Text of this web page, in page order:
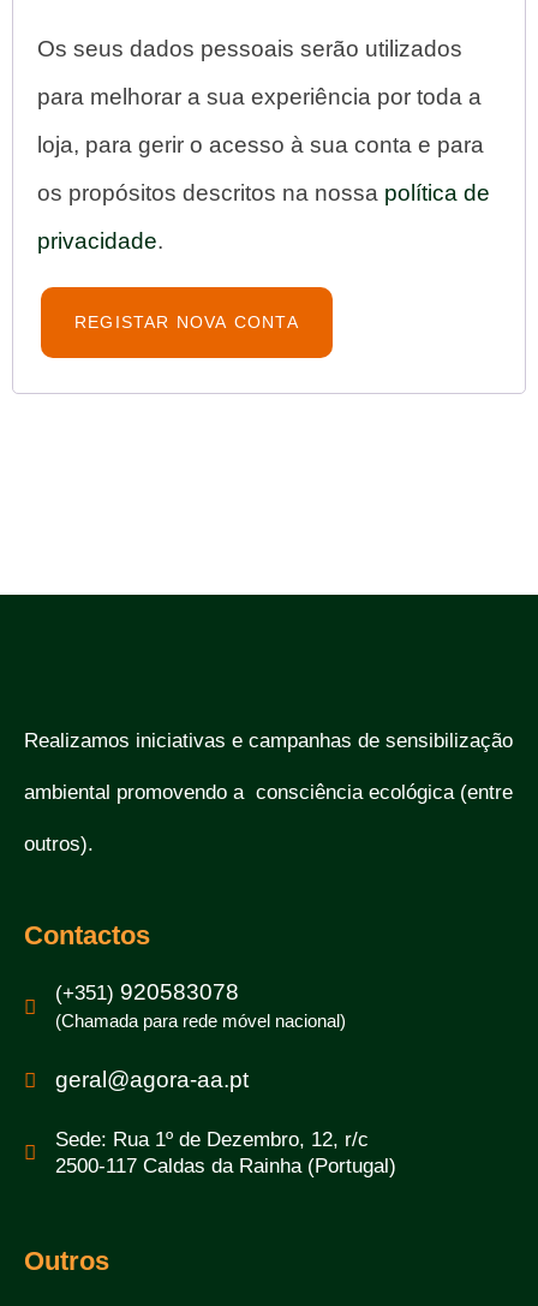
Os seus dados pessoais serão utilizados
para melhorar a sua experiência por toda a
loja, para gerir o acesso à sua conta e para
os propósitos descritos na nossa política de
privacidade.
REGISTAR NOVA CONTA
Realizamos iniciativas e campanhas de sensibilização
ambiental promovendo a consciência ecológica (entre
outros).
Contactos
(+351) 920583078
(Chamada para rede móvel nacional)
geral@agora-aa.pt
Sede: Rua 1º de Dezembro, 12, r/c
2500-117 Caldas da Rainha (Portugal)
Outros